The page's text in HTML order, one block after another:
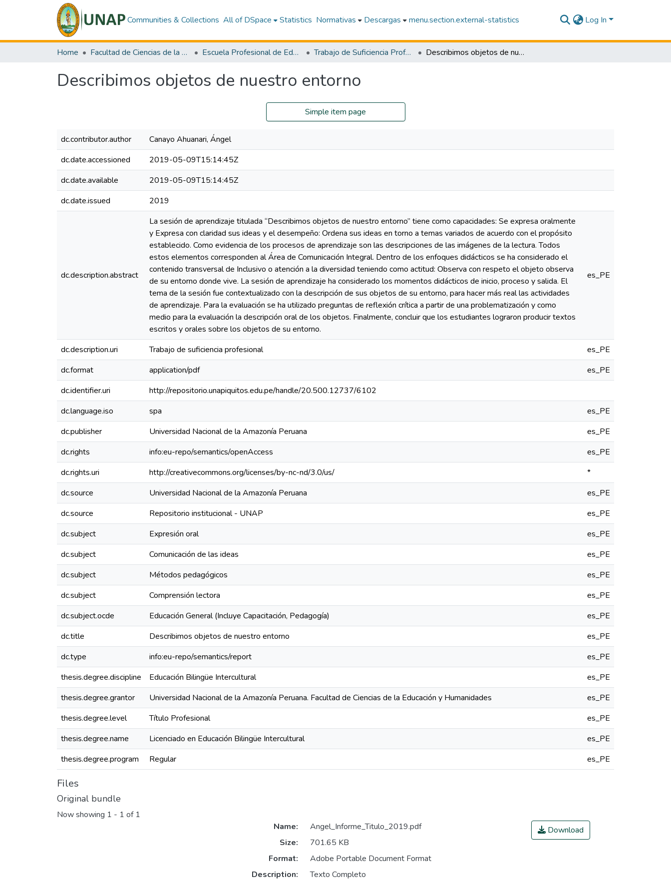
Communities & Collections All of DSpace Statistics Normativas Descargas menu.section.external-statistics Log In
Home Facultad de Ciencias de la Educación y Humanidades Escuela Profesional de Educación Bilingüe Intercultural Trabajo de Suficiencia Profesional Describimos objetos de nuestro entorno
Describimos objetos de nuestro entorno
Simple item page
dc.contributor.author
Canayo Ahuanari, Ángel
dc.date.accessioned
2019-05-09T15:14:45Z
dc.date.available
2019-05-09T15:14:45Z
dc.date.issued
2019
dc.description.abstract
La sesión de aprendizaje titulada “Describimos objetos de nuestro entorno” tiene como capacidades: Se expresa oralmente
y Expresa con claridad sus ideas y el desempeño: Ordena sus ideas en torno a temas variados de acuerdo con el propósito
establecido. Como evidencia de los procesos de aprendizaje son las descripciones de las imágenes de la lectura. Todos
estos elementos corresponden al Área de Comunicación Integral. Dentro de los enfoques didácticos se ha considerado el
contenido transversal de Inclusivo o atención a la diversidad teniendo como actitud: Observa con respeto el objeto observa
de su entorno donde vive. La sesión de aprendizaje ha considerado los momentos didácticos de inicio, proceso y salida. El
tema de la sesión fue contextualizado con la descripción de sus objetos de su entorno, para hacer más real las actividades
de aprendizaje. Para la evaluación se ha utilizado preguntas de reflexión crítica a partir de una problematización y como
medio para la evaluación la descripción oral de los objetos. Finalmente, concluir que los estudiantes lograron producir textos
escritos y orales sobre los objetos de su entorno.
es_PE
dc.description.uri Trabajo de suficiencia profesional
es_PE
dc.format
application/pdf
es_PE
dc.identifier.uri
http://repositorio.unapiquitos.edu.pe/handle/20.500.12737/6102
dc.language.iso
spa
es_PE
dc.publisher
Universidad Nacional de la Amazonía Peruana
es_PE
dc.rights
info:eu-repo/semantics/openAccess
es_PE
dc.rights.uri
http://creativecommons.org/licenses/by-nc-nd/3.0/us/
*
dc.source
Universidad Nacional de la Amazonía Peruana
es_PE
dc.source
Repositorio institucional - UNAP
es_PE
dc.subject
Expresión oral
es_PE
dc.subject
Comunicación de las ideas
es_PE
dc.subject
Métodos pedagógicos
es_PE
dc.subject
Comprensión lectora
es_PE
dc.subject.ocde
Educación General (Incluye Capacitación, Pedagogía)
es_PE
dc.title
Describimos objetos de nuestro entorno
es_PE
dc.type
info:eu-repo/semantics/report
es_PE
thesis.degree.discipline
Educación Bilingüe Intercultural
es_PE
thesis.degree.grantor
Universidad Nacional de la Amazonía Peruana. Facultad de Ciencias de la Educación y Humanidades
es_PE
thesis.degree.level
Título Profesional
es_PE
thesis.degree.name
Licenciado en Educación Bilingüe Intercultural
es_PE
thesis.degree.program
Regular es_PE
Files
Original bundle
Now showing 1 - 1 of 1
Name:
Angel_Informe_Titulo_2019.pdf
Size:
701.65 KB
Format:
Adobe Portable Document Format
Description:
Texto Completo
Download